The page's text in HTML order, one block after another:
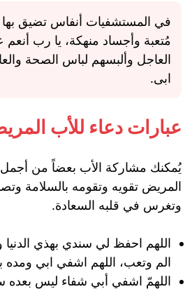
في المستشفيات أنفاس تضيق بها
مُتعبة وأجساد منهكة، يا رب أنعم
العاجل وألبسهم لباس الصحة
ابى.
عبارات دعاء للأب
يُمكنك مشاركة الأب بعضاً من
المريض تقويه وتقومه بالسلامة
وتغرس في قلبه السعادة.
اللهم احفظ لي سندي بهذي
الم وتعب، اللهم اشفي ابي ومده
اللهمّ اشفي أبي شفاء ليس بعده